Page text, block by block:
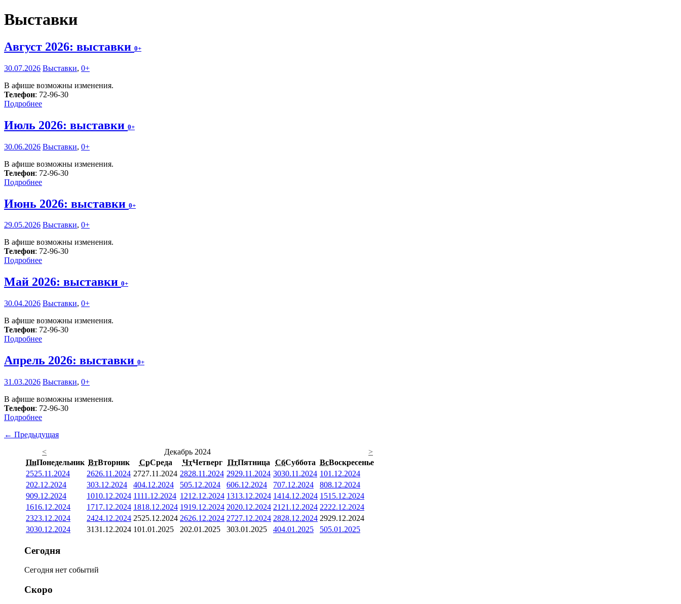
Выставки
Август 2026: выставки 0+
30.07.2026 Выставки, 0+
В афише возможны изменения.
Телефон: 72-96-30
Подробнее
Июль 2026: выставки 0+
30.06.2026 Выставки, 0+
В афише возможны изменения.
Телефон: 72-96-30
Подробнее
Июнь 2026: выставки 0+
29.05.2026 Выставки, 0+
В афише возможны изменения.
Телефон: 72-96-30
Подробнее
Май 2026: выставки 0+
30.04.2026 Выставки, 0+
В афише возможны изменения.
Телефон: 72-96-30
Подробнее
Апрель 2026: выставки 0+
31.03.2026 Выставки, 0+
В афише возможны изменения.
Телефон: 72-96-30
Подробнее
← Предыдущая
<
Декабрь 2024
>
ПнПонедельник ВтВторник СрСреда ЧтЧетверг ПтПятница СбСуббота ВсВоскресенье
2525.11.2024 2626.11.2024 2727.11.2024 2828.11.2024 2929.11.2024 3030.11.2024 101.12.2024
202.12.2024 303.12.2024 404.12.2024 505.12.2024 606.12.2024 707.12.2024 808.12.2024
909.12.2024 1010.12.2024 1111.12.2024 1212.12.2024 1313.12.2024 1414.12.2024 1515.12.2024
1616.12.2024 1717.12.2024 1818.12.2024 1919.12.2024 2020.12.2024 21 21.12.2024 2222.12.2024
2323.12.2024 2424.12.2024 2525.12.2024 2626.12.2024 2727.12.2024 2828.12.2024 2929.12.2024
3030.12.2024 3131.12.2024 101.01.2025 202.01.2025 303.01.2025 404.01.2025 505.01.2025
Сегодня
Сегодня нет событий
Скоро